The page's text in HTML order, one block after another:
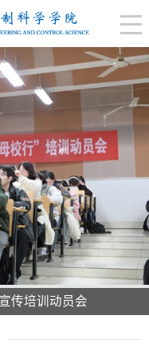
传培训动员会